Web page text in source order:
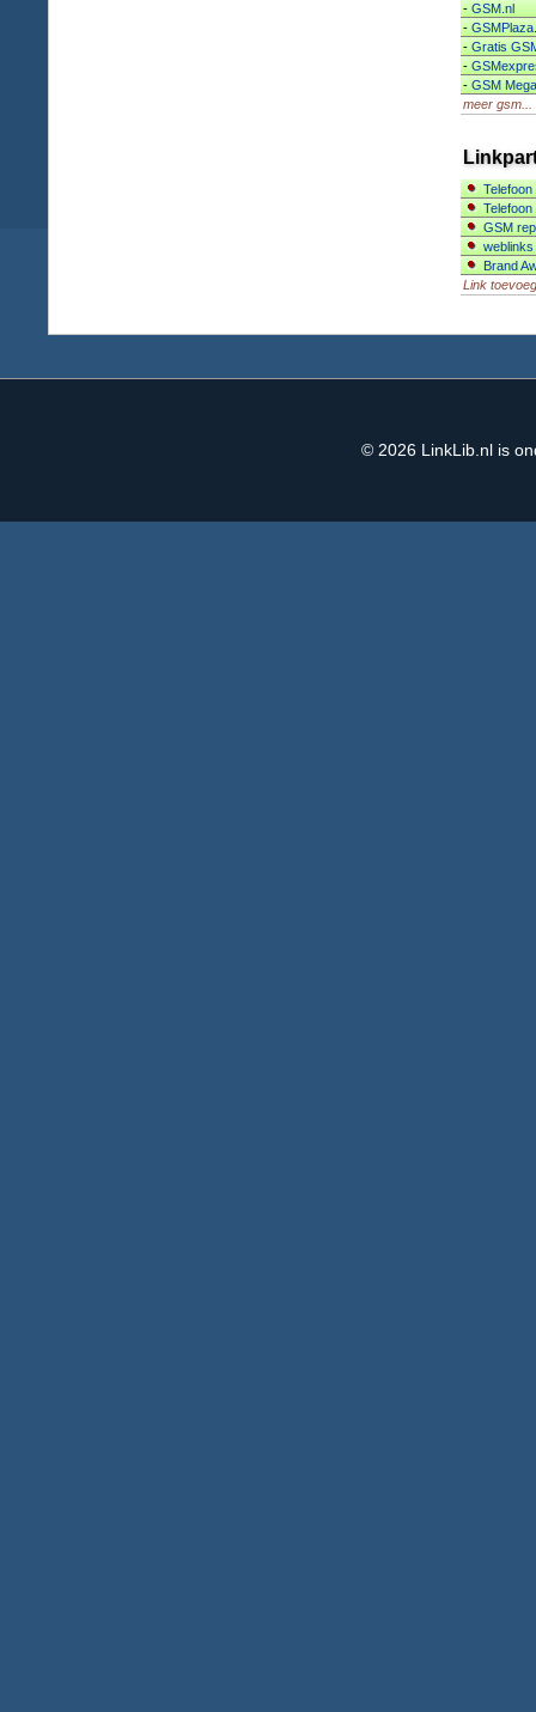
-GSM.nl
-
-Gratis
-
-GSM
meer gsm...
Telefoon
GSM
weblinks
Brand
Link
© 2026 LinkLib.nl is